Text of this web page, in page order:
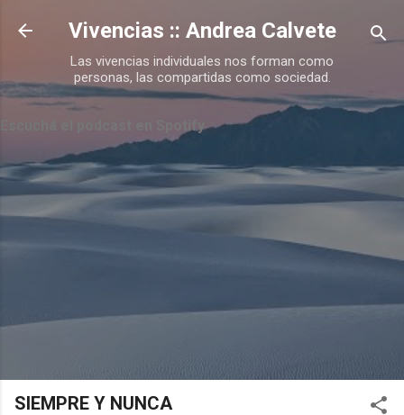
Ir al contenido principal
Vivencias :: Andrea Calvete
Las vivencias individuales nos forman como
personas, las compartidas como sociedad.
Escuchá el podcast en Spotify
SIEMPRE Y NUNCA